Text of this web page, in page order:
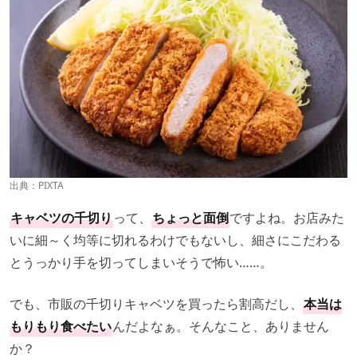
出典：PIXTA
キャベツの千切りって、 ちょっと面倒ですよね。お店みた
いに細～く均等に切れるわけでもないし、細さにこだわる
とうっかり手を切ってしまいそうで怖い……。
でも、市販の千切りキャベツを買ったら割高だし、 本当は
もりもり食べたいんだよなぁ。そんなこと、ありません
か？